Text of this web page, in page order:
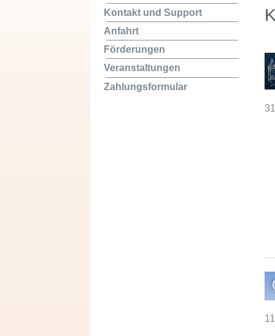
Kontakt und Support
Anfahrt
Förderungen
Veranstaltungen
Zahlungsformular